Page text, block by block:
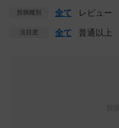
投稿種別 全て レビュー
注目度 全て 普通以上